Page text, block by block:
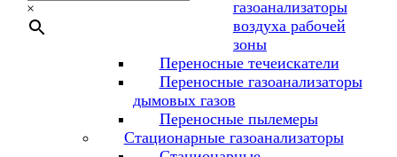
×
газоанализаторы
воздуха рабочей
зоны
Переносные течеискатели
Переносные газоанализаторы
дымовых газов
Переносные пылемеры
Стационарные газоанализаторы